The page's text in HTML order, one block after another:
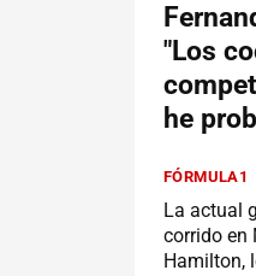
"Los
he
FÓRMULA1
La actual
corrido en
Hamilton,